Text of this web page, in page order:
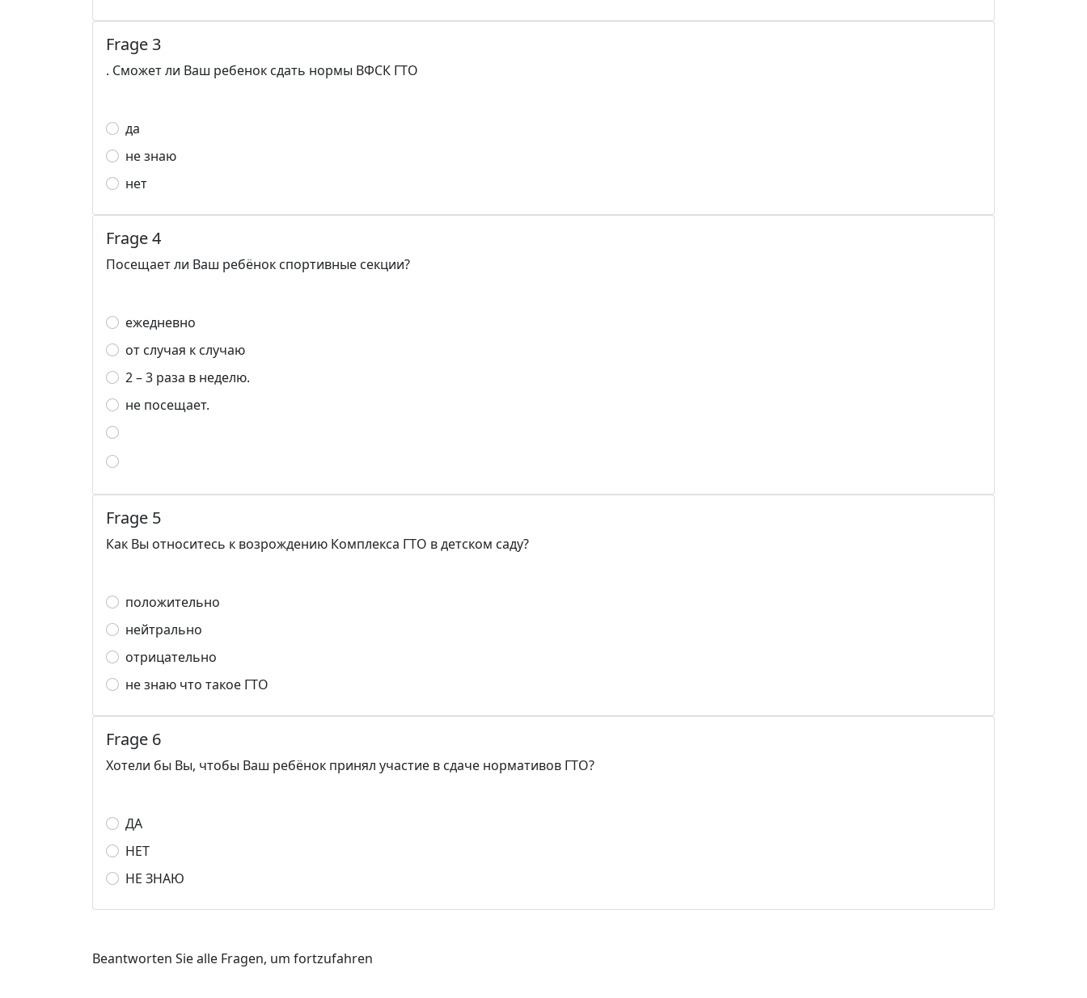
Frage 3
. Сможет ли Ваш ребенок сдать нормы ВФСК ГТО
да
не знаю
нет
Frage 4
Посещает ли Ваш ребёнок спортивные секции?
ежедневно
от случая к случаю
2 – 3 раза в неделю.
не посещает.
Frage 5
Как Вы относитесь к возрождению Комплекса ГТО в детском саду?
положительно
нейтрально
отрицательно
не знаю что такое ГТО
Frage 6
Хотели бы Вы, чтобы Ваш ребёнок принял участие в сдаче нормативов ГТО?
ДА
НЕТ
НЕ ЗНАЮ
Beantworten Sie alle Fragen, um fortzufahren